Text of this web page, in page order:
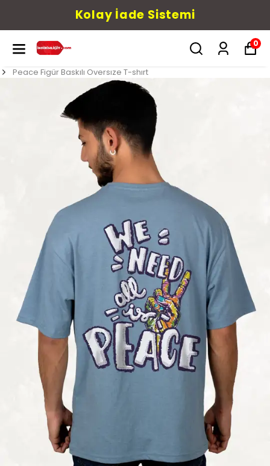
Kolay İade Sistemi
0
Peace Figür Baskılı Oversıze T-shırt